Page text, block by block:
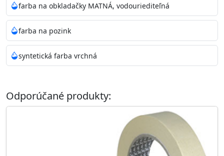
farba na obkladačky MATNÁ, vodouriediteľná
farba na pozink
syntetická farba vrchná
Odporúčané produkty: